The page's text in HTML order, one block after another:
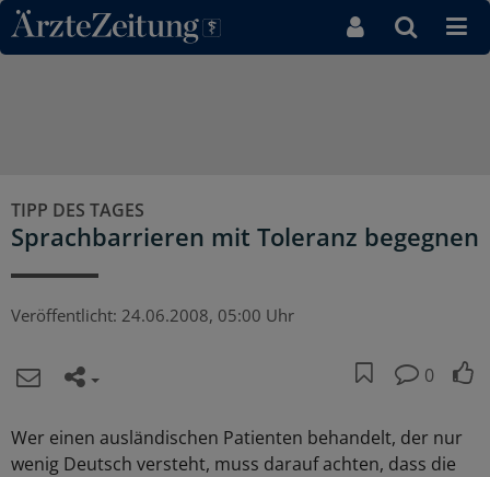
Direkt zum Inhaltsbereich
TIPP DES TAGES
Sprachbarrieren mit Toleranz begegnen
Veröffentlicht: 24.06.2008, 05:00 Uhr
0
Wer einen ausländischen Patienten behandelt, der nur
wenig Deutsch versteht, muss darauf achten, dass die